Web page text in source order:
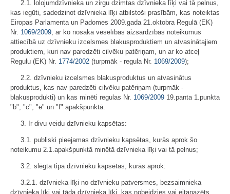
2.1. lolojumdzīvnieka un zirgu dzimtas dzīvnieka līķi vai tā pelnus,
kas iegūti, sadedzinot dzīvnieka līķi atbilstoši prasībām, kas noteiktas
Eiropas Parlamenta un Padomes 2009.gada 21.oktobra Regulā (EK)
Nr. 1069/2009, ar ko nosaka veselības aizsardzības noteikumus
attiecībā uz dzīvnieku izcelsmes blakusproduktiem un atvasinātajiem
produktiem, kuri nav paredzēti cilvēku patēriņam, un ar ko atceļ
Regulu (EK) Nr. 1774/2002 (turpmāk - regula Nr. 1069/2009);
2.2. dzīvnieku izcelsmes blakusproduktus un atvasinātus
produktus, kas nav paredzēti cilvēku patēriņam (turpmāk -
blakusprodukti) un kas minēti regulas Nr. 1069/2009 19.panta 1.punkta
"b", "c", "e" un "f" apakšpunktā.
3. Ir divu veidu dzīvnieku kapsētas:
3.1. publiski pieejamas dzīvnieku kapsētas, kurās aprok šo
noteikumu 2.1.apakšpunktā minētā dzīvnieka līķi vai tā pelnus;
3.2. slēgta tipa dzīvnieku kapsētas, kurās aprok:
3.2.1. dzīvnieka līķi no dzīvnieku patversmes, bezsaimnieka
dzīvnieka līķi vai tāda dzīvnieka līķi, kas nobeidzies vai eitanazēts